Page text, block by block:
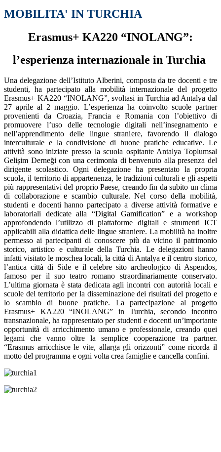
MOBILITA' IN TURCHIA
Erasmus+ KA220 “INOLANG”:
l’esperienza internazionale in Turchia
Una delegazione dell’Istituto Alberini, composta da tre docenti e tre
studenti, ha partecipato alla mobilità internazionale del progetto
Erasmus+ KA220 “INOLANG”, svoltasi in Turchia ad Antalya dal
27 aprile al 2 maggio. L’esperienza ha coinvolto scuole partner
provenienti da Croazia, Francia e Romania con l’obiettivo di
promuovere l’uso delle tecnologie digitali nell’insegnamento e
nell’apprendimento delle lingue straniere, favorendo il dialogo
interculturale e la condivisione di buone pratiche educative. Le
attività sono iniziate presso la scuola ospitante Antalya Toplumsal
Gelişim Derneği con una cerimonia di benvenuto alla presenza del
dirigente scolastico. Ogni delegazione ha presentato la propria
scuola, il territorio di appartenenza, le tradizioni culturali e gli aspetti
più rappresentativi del proprio Paese, creando fin da subito un clima
di collaborazione e scambio culturale. Nel corso della mobilità,
studenti e docenti hanno partecipato a diverse attività formative e
laboratoriali dedicate alla “Digital Gamification” e a workshop
approfondendo l’utilizzo di piattaforme digitali e strumenti ICT
applicabili alla didattica delle lingue straniere. La mobilità ha inoltre
permesso ai partecipanti di conoscere più da vicino il patrimonio
storico, artistico e culturale della Turchia. Le delegazioni hanno
infatti visitato le moschea locali, la città di Antalya e il centro storico,
l’antica città di Side e il celebre sito archeologico di Aspendos,
famoso per il suo teatro romano straordinariamente conservato.
L’ultima giornata è stata dedicata agli incontri con autorità locali e
scuole del territorio per la disseminazione dei risultati del progetto e
lo scambio di buone pratiche. La partecipazione al progetto
Erasmus+ KA220 “INOLANG” in Turchia, secondo incontro
transnazionale, ha rappresentato per studenti e docenti un’importante
opportunità di arricchimento umano e professionale, creando quei
legami che vanno oltre la semplice cooperazione tra partner.
“Erasmus arricchisce le vite, allarga gli orizzonti” come ricorda il
motto del programma e ogni volta crea famiglie e cancella confini.